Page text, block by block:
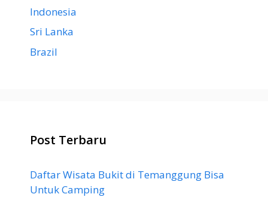
Indonesia
Sri Lanka
Brazil
Post Terbaru
Daftar Wisata Bukit di Temanggung Bisa
Untuk Camping